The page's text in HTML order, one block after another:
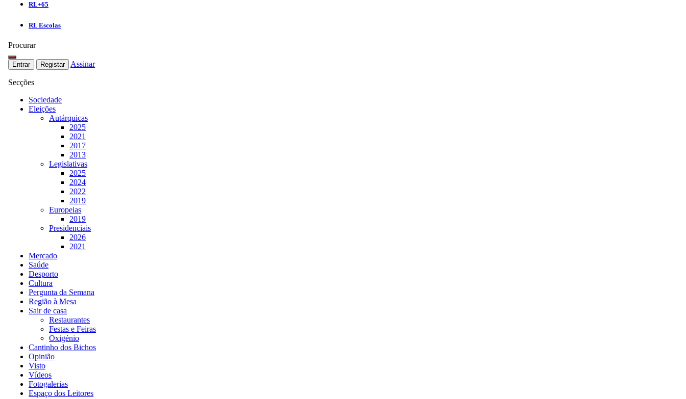
RL+65
RL Escolas
Procurar
Entrar Registar Assinar
Secções
Sociedade
Eleições
Autárquicas
2025
2021
2017
2013
Legislativas
2025
2024
2022
2019
Europeias
2019
Presidenciais
2026
2021
Mercado
Saúde
Desporto
Cultura
Pergunta da Semana
Região à Mesa
Sair de casa
Restaurantes
Festas e Feiras
Oxigénio
Cantinho dos Bichos
Opinião
Visto
Vídeos
Fotogalerias
Espaço dos Leitores